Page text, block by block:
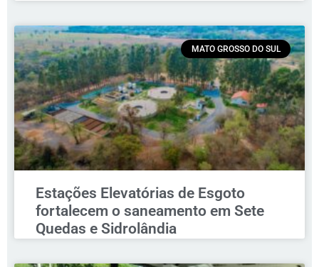
MATO GROSSO DO SUL
Estações Elevatórias de Esgoto
fortalecem o saneamento em Sete
Quedas e Sidrolândia